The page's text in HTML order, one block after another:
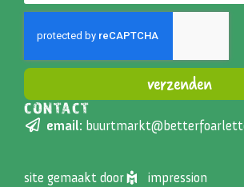
verzenden
Alternative:
CONTACT
email:
site gemaakt door impression